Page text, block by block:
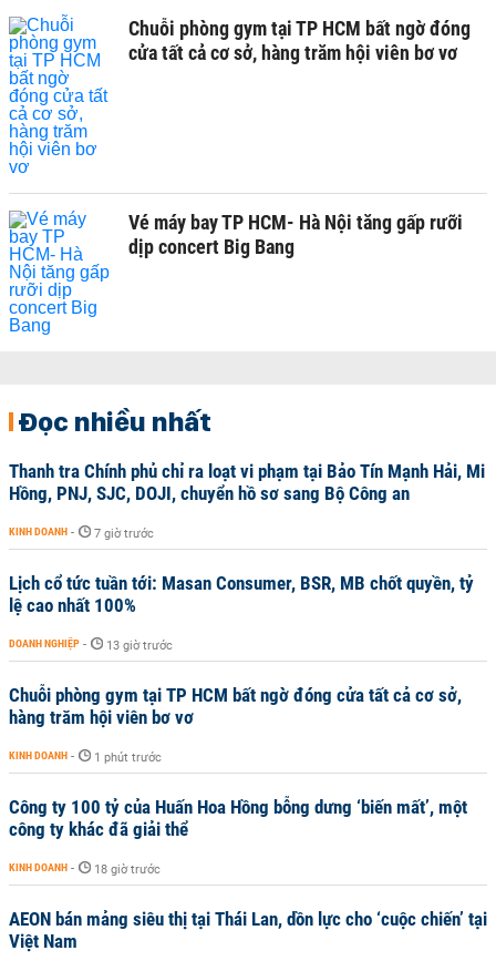
Chuỗi phòng gym tại TP HCM bất ngờ đóng
cửa tất cả cơ sở, hàng trăm hội viên bơ vơ
Vé máy bay TP HCM- Hà Nội tăng gấp rưỡi
dịp concert Big Bang
Đọc nhiều nhất
Thanh tra Chính phủ chỉ ra loạt vi phạm tại Bảo Tín Mạnh Hải, Mi
Hồng, PNJ, SJC, DOJI, chuyển hồ sơ sang Bộ Công an
KINH DOANH - 7 giờ trước
Lịch cổ tức tuần tới: Masan Consumer, BSR, MB chốt quyền, tỷ
lệ cao nhất 100%
DOANH NGHIỆP - 13 giờ trước
Chuỗi phòng gym tại TP HCM bất ngờ đóng cửa tất cả cơ sở,
hàng trăm hội viên bơ vơ
KINH DOANH - 1 phút trước
Công ty 100 tỷ của Huấn Hoa Hồng bỗng dưng ‘biến mất’, một
công ty khác đã giải thể
KINH DOANH - 18 giờ trước
AEON bán mảng siêu thị tại Thái Lan, dồn lực cho ‘cuộc chiến’ tại
Việt Nam